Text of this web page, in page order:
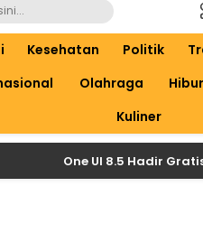
Kesehatan Politik
Olahraga
Kuliner
One UI 8.5 Hadir Gratis: